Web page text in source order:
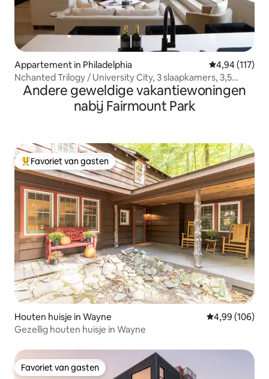
Appartement in Philadelphia Gemiddelde
4,94 (117)
Nchanted Trilogy / University City, 3 slaapkamers, 3,5
badkamers / patio + dakterras
Andere geweldige vakantiewoningen
nabij Fairmount Park
Topfavoriet van gasten
Favoriet van gasten
Houten huisje in Wayne Gemiddelde
4,99 (106)
Gezellig houten huisje in Wayne
Favoriet van gasten
Favoriet van gasten